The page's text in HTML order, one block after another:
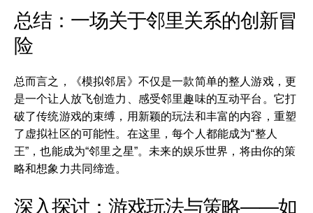
总结：一场关于邻里关系的创新冒
险
总而言之，《模拟邻居》不仅是一款简单的整人游戏，更
是一个让人放飞创造力、感受邻里趣味的互动平台。它打
破了传统游戏的束缚，用新颖的玩法和丰富的内容，重塑
了虚拟社区的可能性。在这里，每个人都能成为“整人
王”，也能成为“邻里之星”。未来的娱乐世界，将由你的策
略和想象力共同缔造。
深入探讨：游戏玩法与策略——如